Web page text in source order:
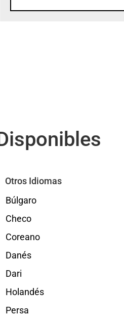
Otros Idiomas
Búlgaro
Checo
Coreano
Danés
Dari
Holandés
Persa